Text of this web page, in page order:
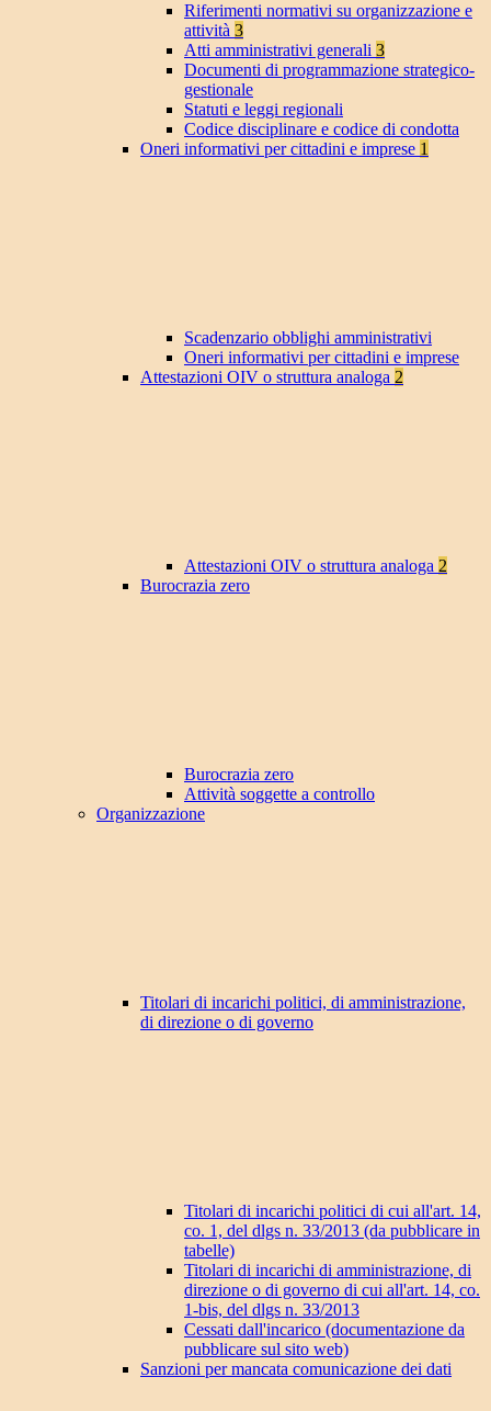
Riferimenti normativi su organizzazione e
attività 3
Atti amministrativi generali 3
Documenti di programmazione strategico-
gestionale
Statuti e leggi regionali
Codice disciplinare e codice di condotta
Oneri informativi per cittadini e imprese 1
Scadenzario obblighi amministrativi
Oneri informativi per cittadini e imprese
Attestazioni OIV o struttura analoga 2
Attestazioni OIV o struttura analoga 2
Burocrazia zero
Burocrazia zero
Attività soggette a controllo
Organizzazione
Titolari di incarichi politici, di amministrazione,
di direzione o di governo
Titolari di incarichi politici di cui all'art. 14,
co. 1, del dlgs n. 33/2013 (da pubblicare in
tabelle)
Titolari di incarichi di amministrazione, di
direzione o di governo di cui all'art. 14, co.
1-bis, del dlgs n. 33/2013
Cessati dall'incarico (documentazione da
pubblicare sul sito web)
Sanzioni per mancata comunicazione dei dati